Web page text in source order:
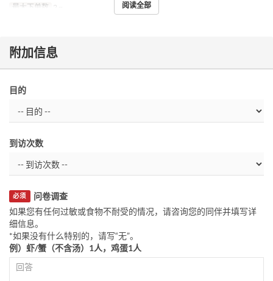
最大下单数 2 ~ 阅读全部
附加信息
目的
到访次数
问卷调查
必须
如果您有任何过敏或食物不耐受的情况，请咨询您的同伴并填写详
细信息。
*如果没有什么特别的，请写“无”。
例）虾/蟹（不含汤）1人，鸡蛋1人